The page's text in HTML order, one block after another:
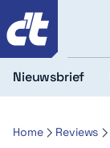
Nieuwsbrief
Home Reviews